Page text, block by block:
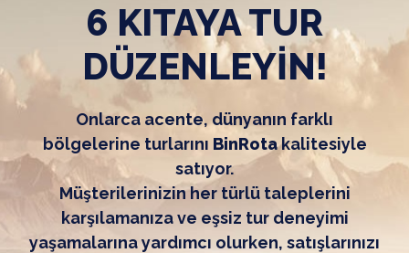
6 KITAYA TUR
DÜZENLEYİN!
Onlarca acente, dünyanın farklı
bölgelerine turlarını BinRotakalitesiyle
satıyor.
Müşterilerinizin her türlü taleplerini
karşılamanıza ve eşsiz tur deneyimi
yaşamalarına yardımcı olurken, satışlarınızı